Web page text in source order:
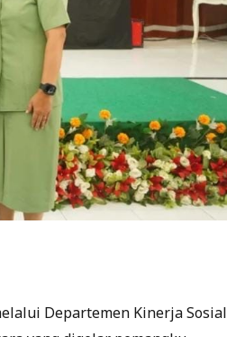
Departemen Kinerja Sosial